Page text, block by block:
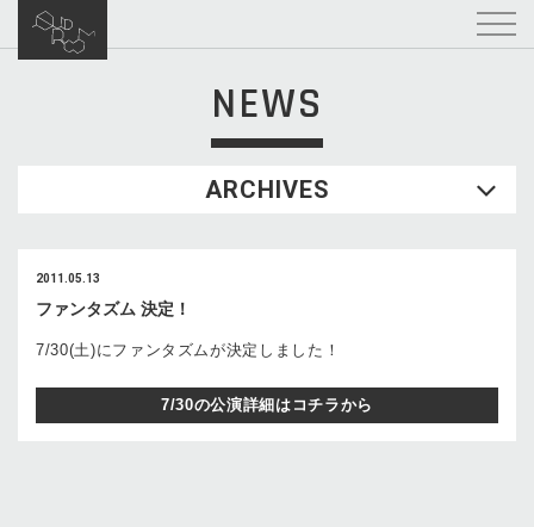
NEWS
ARCHIVES
2011.05.13
ファンタズム 決定！
7/30(土)にファンタズムが決定しました！
7/30の公演詳細はコチラから